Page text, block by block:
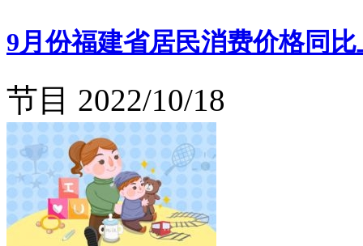
9月份福建省居民消费价格同
节目 2022/10/18